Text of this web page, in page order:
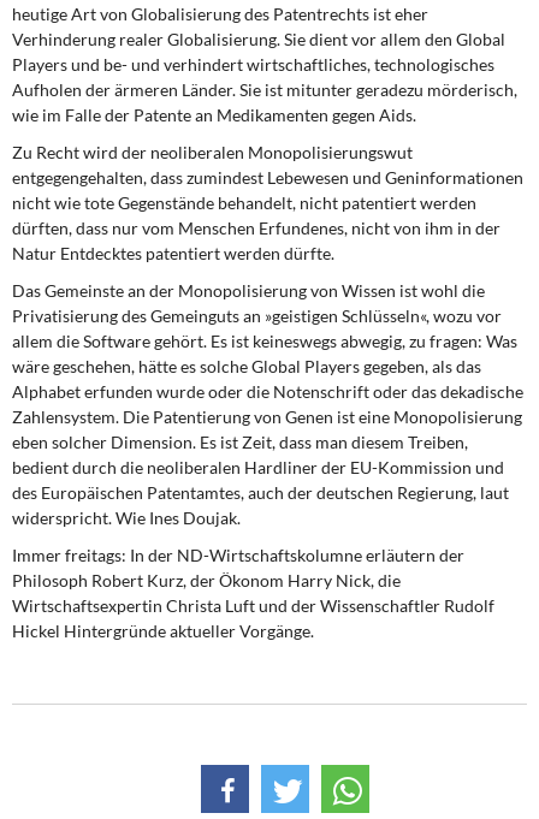
heutige Art von Globalisierung des Patentrechts ist eher
Verhinderung realer Globalisierung. Sie dient vor allem den Global
Players und be- und verhindert wirtschaftliches, technologisches
Aufholen der ärmeren Länder. Sie ist mitunter geradezu mörderisch,
wie im Falle der Patente an Medikamenten gegen Aids.
Zu Recht wird der neoliberalen Monopolisierungswut
entgegengehalten, dass zumindest Lebewesen und Geninformationen
nicht wie tote Gegenstände behandelt, nicht patentiert werden
dürften, dass nur vom Menschen Erfundenes, nicht von ihm in der
Natur Entdecktes patentiert werden dürfte.
Das Gemeinste an der Monopolisierung von Wissen ist wohl die
Privatisierung des Gemeinguts an »geistigen Schlüsseln«, wozu vor
allem die Software gehört. Es ist keineswegs abwegig, zu fragen: Was
wäre geschehen, hätte es solche Global Players gegeben, als das
Alphabet erfunden wurde oder die Notenschrift oder das dekadische
Zahlensystem. Die Patentierung von Genen ist eine Monopolisierung
eben solcher Dimension. Es ist Zeit, dass man diesem Treiben,
bedient durch die neoliberalen Hardliner der EU-Kommission und
des Europäischen Patentamtes, auch der deutschen Regierung, laut
widerspricht. Wie Ines Doujak.
Immer freitags: In der ND-Wirtschaftskolumne erläutern der
Philosoph Robert Kurz, der Ökonom Harry Nick, die
Wirtschaftsexpertin Christa Luft und der Wissenschaftler Rudolf
Hickel Hintergründe aktueller Vorgänge.